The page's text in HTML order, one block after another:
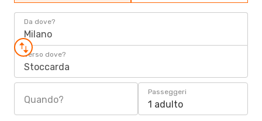
Da dove?
Milano
Verso dove?
Stoccarda
Quando?
Passeggeri
1 adulto